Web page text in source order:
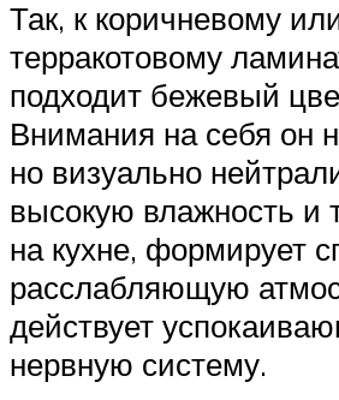
Так, к коричневому
терракотовому
подходит бежевый
Внимания на себя он
но визуально
высокую влажность и
на кухне, формирует
расслабляющую
действует
нервную систему.